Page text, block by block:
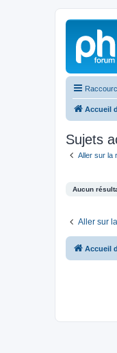
Accueil
Sujets
Aller sur la
Aucun
Aller sur
Accueil